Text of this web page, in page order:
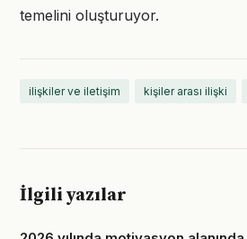
temelini oluşturuyor.
ilişkiler ve iletişim kişiler arası ilişki
İlgili yazılar